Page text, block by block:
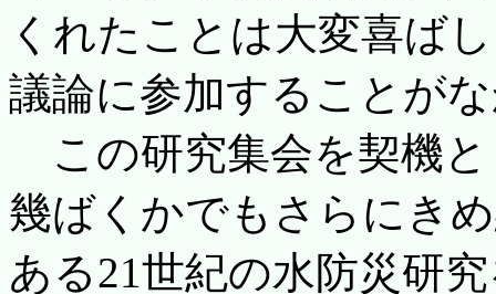
くれたことは大変喜ば
議論に参加することが
この研究集会を契機
幾ばくかでもさらにき
ある21世紀の水防災研